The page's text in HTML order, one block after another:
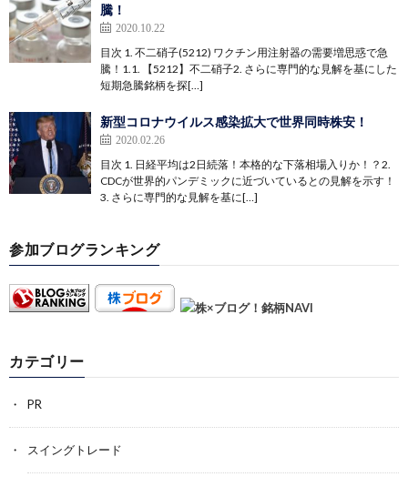
騰！
2020.10.22
目次 1. 不二硝子(5212) ワクチン用注射器の需要増思惑で急
騰！1.1. 【5212】不二硝子2. さらに専門的な見解を基にした
短期急騰銘柄を探[…]
新型コロナウイルス感染拡大で世界同時株安！
2020.02.26
目次 1. 日経平均は2日続落！本格的な下落相場入りか！？2.
CDCが世界的パンデミックに近づいているとの見解を示す！
3. さらに専門的な見解を基に[…]
参加ブログランキング
カテゴリー
PR
スイングトレード